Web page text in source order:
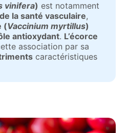
vinifera) est notamment
la santé vasculaire,
(Vaccinium myrtillus)
antioxydant. L’écorce
association par sa
caractéristiques